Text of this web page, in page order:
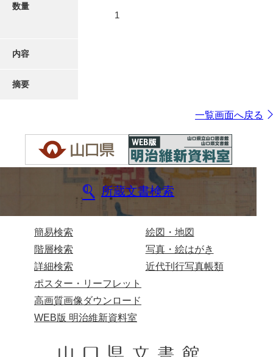
数量
1
内容
摘要
一覧画面へ戻る
所蔵文書検索
簡易検索
階層検索
詳細検索
絵図・地図
写真・絵はがき
近代刊行写真帳類
ポスター・リーフレット
高画質画像ダウンロード
WEB版 明治維新資料室